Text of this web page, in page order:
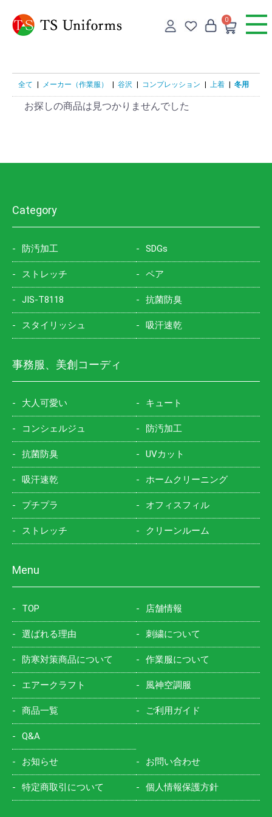
0
全て メーカー（作業服） 谷沢 コンプレッション 上着 冬用
お探しの商品は見つかりませんでした
Category
防汚加工 SDGs
ストレッチ ペア
JIS-T8118 抗菌防臭
スタイリッシュ 吸汗速乾
事務服、美創コーディ
大人可愛い キュート
コンシェルジュ 防汚加工
抗菌防臭 UVカット
吸汗速乾 ホームクリーニング
プチプラ オフィスフィル
ストレッチ クリーンルーム
Menu
TOP 店舗情報
選ばれる理由 刺繍について
防寒対策商品について 作業服について
エアークラフト 風神空調服
商品一覧 ご利用ガイド
Q&A
お知らせ お問い合わせ
特定商取引について 個人情報保護方針